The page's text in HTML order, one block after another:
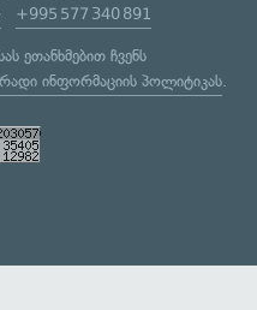
+995 577 340 891
ეთანხმებით ჩვენს
ინფორმაციის პოლიტიკას.